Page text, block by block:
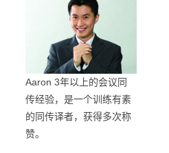
Aaron 3年以上的会议同
传经验，是一个训练有素
的同传译者，获得多次称
赞。